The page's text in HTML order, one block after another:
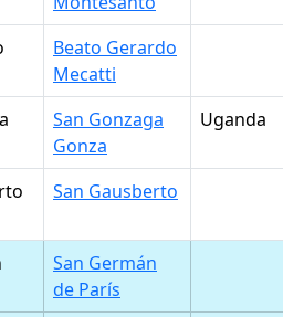
Beato Gerardo
Mecatti
San Gonzaga
Gonza
Uganda
San Gausberto
San Germán
de París